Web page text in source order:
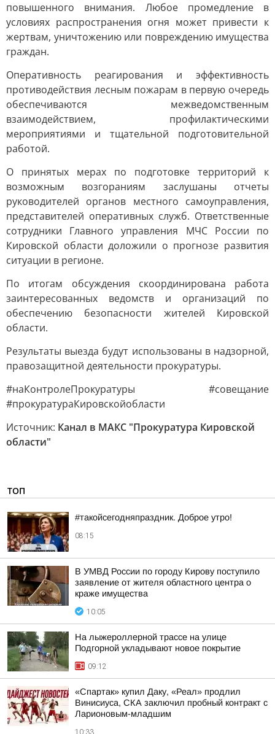
повышенного внимания. Любое промедление в
условиях распространения огня может привести к
жертвам, уничтожению или повреждению имущества
граждан.
Оперативность реагирования и эффективность
противодействия лесным пожарам в первую очередь
обеспечиваются межведомственным
взаимодействием, профилактическими
мероприятиями и тщательной подготовительной
работой.
О принятых мерах по подготовке территорий к
возможным возгораниям заслушаны отчеты
руководителей органов местного самоуправления,
представителей оперативных служб. Ответственные
сотрудники Главного управления МЧС России по
Кировской области доложили о прогнозе развития
ситуации в регионе.
По итогам обсуждения скоординирована работа
заинтересованных ведомств и организаций по
обеспечению безопасности жителей Кировской
области.
Результаты выезда будут использованы в надзорной,
правозащитной деятельности прокуратуры.
#наКонтролеПрокуратуры #совещание
#прокуратураКировскойобласти
Источник: Канал в МАКС "Прокуратура Кировской
области"
ТОП
#такойсегодняпраздник. Доброе утро!
08:15
В УМВД России по городу Кирову поступило
заявление от жителя областного центра о
краже имущества
10:05
На лыжероллерной трассе на улице
Подгорной укладывают новое покрытие
09:12
«Спартак» купил Даку, «Реал» продлил
Винисиуса, СКА заключил пробный контракт с
Ларионовым-младшим
10:33